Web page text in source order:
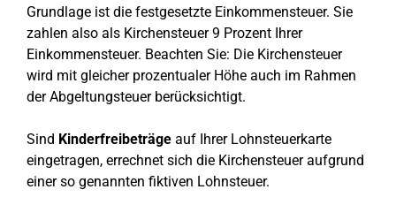
Grundlage ist die festgesetzte Einkommensteuer. Sie
zahlen also als Kirchensteuer 9 Prozent Ihrer
Einkommensteuer. Beachten Sie: Die Kirchensteuer
wird mit gleicher prozentualer Höhe auch im Rahmen
der Abgeltungsteuer berücksichtigt.
Sind Kinderfreibeträge auf Ihrer Lohnsteuerkarte
eingetragen, errechnet sich die Kirchensteuer aufgrund
einer so genannten fiktiven Lohnsteuer.